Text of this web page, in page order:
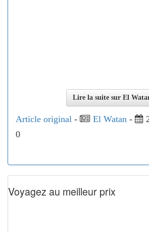
Lire la suite sur El
Article original - El Watan -
0
Voyagez au meilleur prix